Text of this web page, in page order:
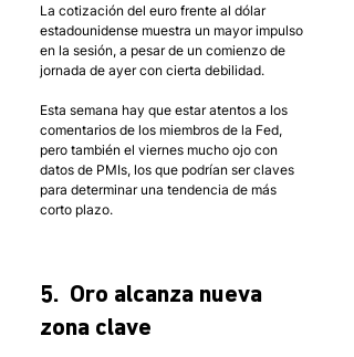
La cotización del euro frente al dólar
estadounidense muestra un mayor impulso
en la sesión, a pesar de un comienzo de
jornada de ayer con cierta debilidad.
Esta semana hay que estar atentos a los
comentarios de los miembros de la Fed,
pero también el viernes mucho ojo con
datos de PMIs, los que podrían ser claves
para determinar una tendencia de más
corto plazo.
5.  Oro alcanza nueva
zona clave